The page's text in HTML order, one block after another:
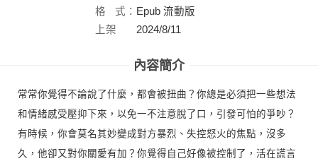
格
式： Epub 流動版
上架
2024/8/11
內容簡介
常常你覺得不論說了什麼，都會被扭曲？你總是必須把一些想法
和情緒感受壓抑下來，以免一不注意脫了口，引發可怕的爭吵？
有時候，你會莫名其妙變成對方暴烈、失控怒火的焦點，沒多
久，他卻又對你關愛有加？你覺得自己好像被控制了，活在謊言